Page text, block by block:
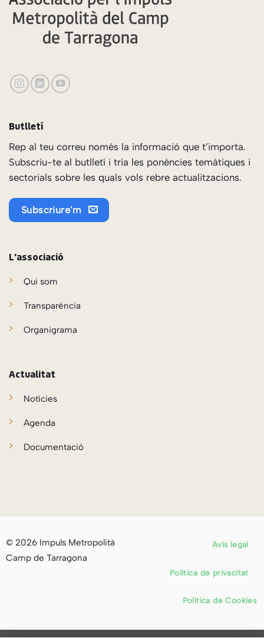
L'associació
Qui som
Transparència
Organigrama
Actualitat
Notícies
Agenda
Documentació
Butlletí
Rep al teu correu només la informació que t’importa.
Subscriu-te al butlletí i tria les ponències temàtiques i
sectorials sobre les quals vols rebre actualitzacions.
Subscriure'm
© 2026 Impuls Metropolità
Camp de Tarragona
Avís legal
Política de privacitat
Política de Cookies